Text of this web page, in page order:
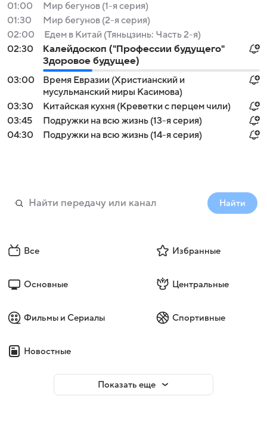
01:00
Мир бегунов (1-я серия)
01:30
Мир бегунов (2-я серия)
02:00
Едем в Китай (Тяньцзинь: Часть 2-я)
02:30
Калейдоскоп ("Профессии будущего"
Здоровое будущее)
03:00
Время Евразии (Христианский и
мусульманский миры Касимова)
03:30
Китайская кухня (Креветки с перцем чили)
03:45
Подружки на всю жизнь (13-я серия)
04:30
Подружки на всю жизнь (14-я серия)
Найти
Все Избранные
Основные Центральные
Фильмы и Сериалы Спортивные
Новостные
Показать еще